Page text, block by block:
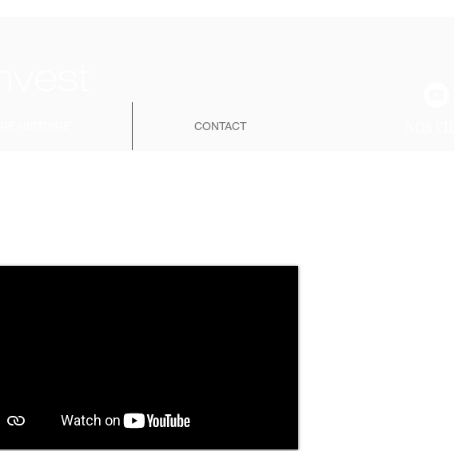
CONTACT